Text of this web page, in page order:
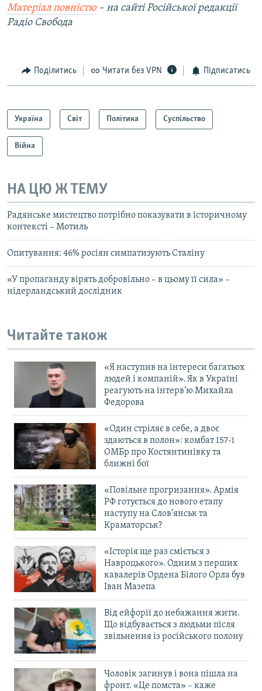
Матеріал повністю – на сайті Російської редакції
Радіо Свобода
Поділитись Читати без VPN Підписатись
Україна Світ Політика Суспільство
Війна
НА ЦЮ Ж ТЕМУ
Радянське мистецтво потрібно показувати в історичному
контексті – Мотиль
Опитування: 46% росіян симпатизують Сталіну
«У пропаганду вірять добровільно – в цьому її сила» –
нідерландський дослідник
Читайте також
«Я наступив на інтереси багатьох
людей і компаній». Як в Україні
реагують на інтерв’ю Михайла
Федорова
«Один стріляє в себе, а двоє
здаються в полон»: комбат 157-ї
ОМБр про Костянтинівку та
ближні бої
«Повільне прогризання». Армія
РФ готується до нового етапу
наступу на Слов’янськ та
Краматорськ?
«Історія ще раз сміється з
Навроцького». Одним з перших
кавалерів Ордена Білого Орла був
Іван Мазепа
Від ейфорії до небажання жити.
Що відбувається з людьми після
звільнення із російського полону
Чоловік загинув і вона пішла на
фронт. «Це помста» – каже